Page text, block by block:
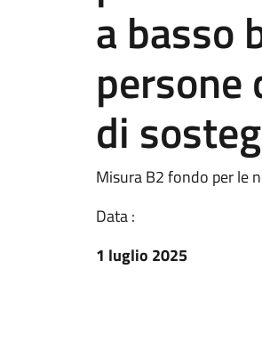
a basso
persone
di
Misura B2 fondo per le
Data :
1 luglio 2025